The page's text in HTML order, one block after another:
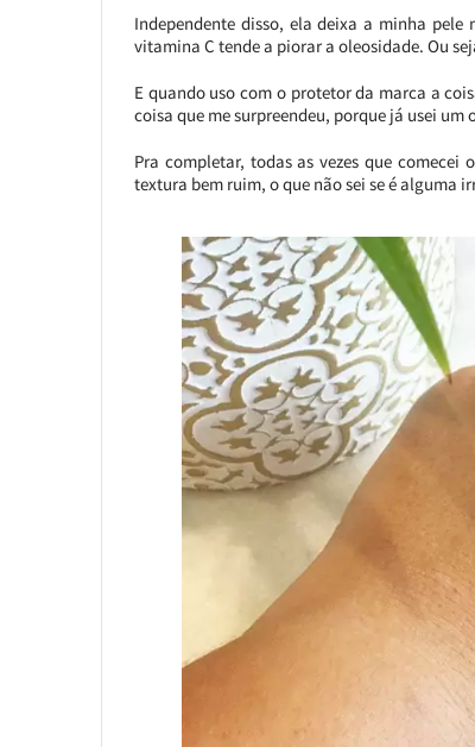
Independente disso, ela deixa a minha
vitamina C tende a piorar a oleosidade. Ou
E quando uso com o protetor da marca a
coisa que me surpreendeu, porque já usei
Pra completar, todas as vezes que
textura bem ruim, o que não sei se é alguma